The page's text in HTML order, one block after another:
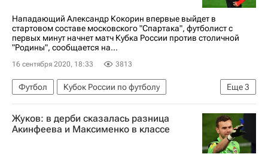
Нападающий Александр Кокорин впервые выйдет в
стартовом составе московского "Спартака", футболист с
первых минут начнет матч Кубка России против столичной
"Родины", сообщается на...
16 сентября 2020, 18:33 3813
Еще3
Футбол
Кубок России по футболу
Спартак Москва
Георгий Джикия
Родина (Москва)
Жуков: в дерби сказалась разница
Акинфеева и Максименко в классе